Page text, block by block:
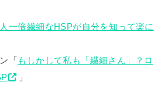
人一倍繊細なHSPが自分を知って楽に
「 もしかして私も「繊細さん」？ロ
」